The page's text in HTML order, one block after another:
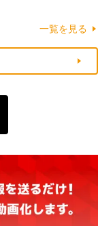
一覧を見る